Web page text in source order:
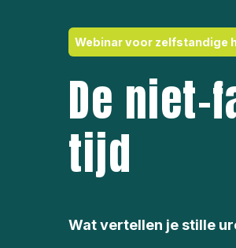
Webinar voor zelfstandige
De niet-
tijd
Wat vertellen je stille